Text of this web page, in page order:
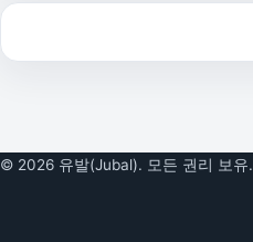
© 2026 유발(Jubal). 모든 권리 보유.